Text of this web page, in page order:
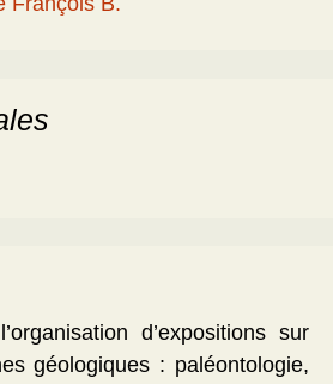
d’expositions sur
géologiques : paléontologie,